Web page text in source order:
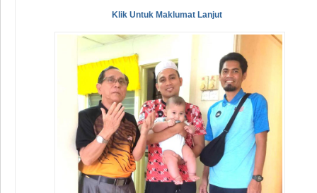
Klik Untuk Maklumat Lanjut